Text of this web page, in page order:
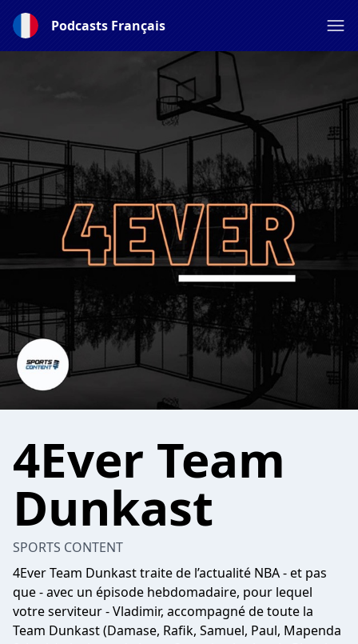
Podcasts Français
4Ever Team
Dunkast
SPORTS CONTENT
4Ever Team Dunkast traite de l’actualité NBA - et pas
que - avec un épisode hebdomadaire, pour lequel
votre serviteur - Vladimir, accompagné de toute la
Team Dunkast (Damase, Rafik, Samuel, Paul, Mapenda